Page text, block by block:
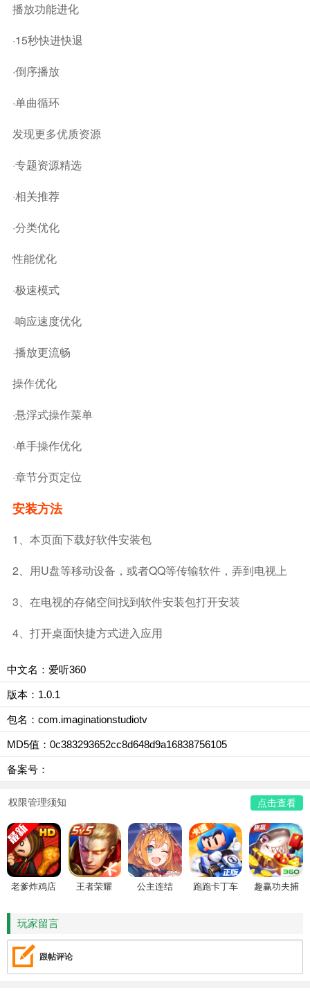
播放功能进化
·15秒快进快退
·倒序播放
·单曲循环
发现更多优质资源
·专题资源精选
·相关推荐
·分类优化
性能优化
·极速模式
·响应速度优化
·播放更流畅
操作优化
·悬浮式操作菜单
·单手操作优化
·章节分页定位
安装方法
1、本页面下载好软件安装包
2、用U盘等移动设备，或者QQ等传输软件，弄到电视上
3、在电视的存储空间找到软件安装包打开安装
4、打开桌面快捷方式进入应用
中文名：爱听360
版本：1.0.1
包名：com.imaginationstudiotv
MD5值：0c383293652cc8d648d9a16838756105
备案号：
权限管理须知 点击查看
老爹炸鸡店
王者荣耀 公主连结 跑跑卡丁车
趣赢功夫捕
玩家留言
跟帖评论